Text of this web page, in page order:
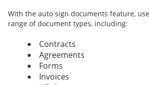
With the auto sign documents feature,
range of document types, including:
Contracts
Agreements
Forms
Invoices